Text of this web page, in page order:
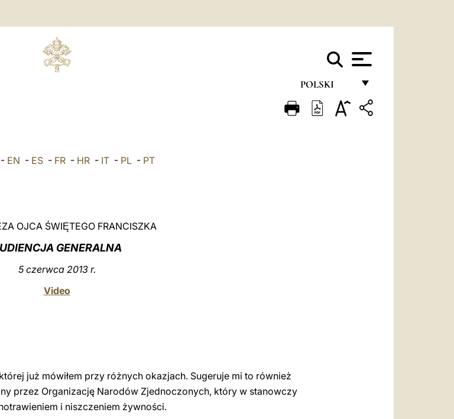
POLSKI
FRANÇAIS
- EN - ES- FR- HR- IT- PL- PT
OJCA ŚWIĘTEGO FRANCISZKA
GENERALNA
5 czerwca 2013 r.
Video
już mówiłem przy różnych okazjach. Sugeruje mi to również
przez Organizację Narodów Zjednoczonych, który w stanowczy
i niszczeniem żywności.